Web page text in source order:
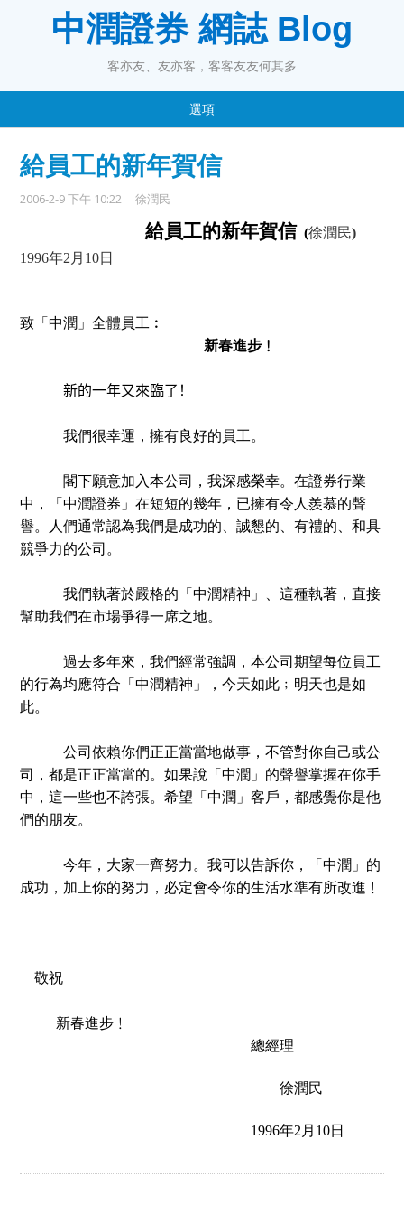
中潤證券 網誌 Blog
客亦友、友亦客，客客友友何其多
選項
給員工的新年賀信
2006-2-9 下午 10:22 徐潤民
給員工的新年賀信 (徐潤民)
1996年2 月 10日
致「中潤」全體員工︰
新春進步﹗
新的一年又來臨了！
我們很幸運，擁有良好的員工。
閣下願意加入本公司，我深感榮幸。在證券行業
中，「中潤證券」在短短的幾年，已擁有令人羨慕的聲
譽。人們通常認為我們是成功的、誠懇的、有禮的、和具
競爭力的公司。
我們執著於嚴格的「中潤精神」、這種執著，直接
幫助我們在市場爭得一席之地。
過去多年來，我們經常強調，本公司期望每位員工
的行為均應符合「中潤精神」，今天如此﹔明天也是如
此。
公司依賴你們正正當當地做事，不管對你自己或公
司，都是正正當當的。如果說「中潤」的聲譽掌握在你手
中，這一些也不誇張。希望「中潤」客戶，都感覺你是他
們的朋友。
今年，大家一齊努力。我可以告訴你，「中潤」的
成功，加上你的努力，必定會令你的生活水準有所改進﹗
敬祝
新春進步﹗
總經理
徐潤民
1996年2月10日